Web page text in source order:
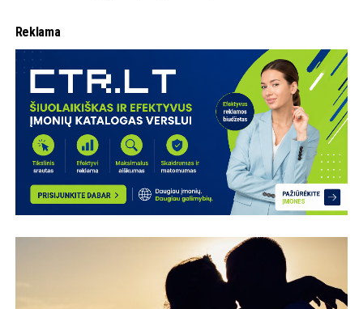
Reklama